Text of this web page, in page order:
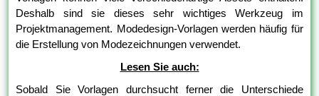
Deshalb sind sie dieses sehr wichtiges Werkzeug im
Projektmanagement. Modedesign-Vorlagen werden häufig für
die Erstellung von Modezeichnungen verwendet.
Lesen Sie auch:
Sobald Sie Vorlagen durchsucht ferner die Unterschiede